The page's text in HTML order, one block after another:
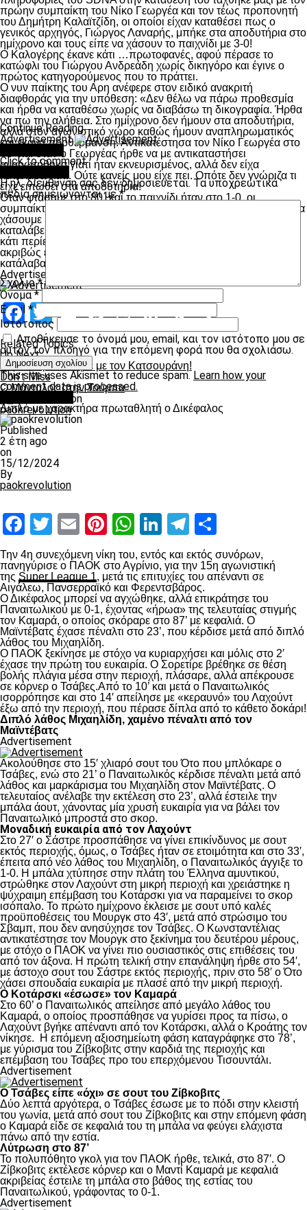
πρώην συμπαίκτη του Νίκο Γεωργέα και τον τέως προπονητή
του Δημήτρη Καλαϊτζίδη, οι οποίοι είχαν καταθέσει πως ο
γενικός αρχηγός, Γιώργος Λαναρής, μπήκε στα αποδυτήρια στο
ημίχρονο και τους είπε να χάσουν το παιχνίδι με 3-0!
Ο Καλογέρης έκανε κάτι …πρωτοφανές, αφού πέρασε το
κατώφλι του Γιώργου Ανδρεάδη χωρίς δικηγόρο και έγινε ο
πρώτος κατηγορούμενος που το πράττει.
Ο νυν παίκτης του Αρη ανέφερε στον ειδικό ανακριτή
διαφθοράς για την υπόθεση: «Δεν θέλω να πάρω προθεσμία
και ήρθα να καταθέσω χωρίς να διαβάσω τη δικογραφία. Ήρθα
να πω την αλήθεια. Στο ημίχρονο δεν ήμουν στα αποδυτήρια,
αλλά στον αγωνιστικό χώρο καθώς ήμουν αναπληρωματικός
και έκανα προθέρμανση. Αντικατέστησα τον Νίκο Γεωργέα στο
49΄ και όταν ο Γεωργέας ήρθε να με αντικαταστήσει
αναρωτήθηκα γιατί ήταν εκνευρισμένος, αλλά δεν είχα
καταλάβει κάτι. Ούτε κανείς μου είχε πει. Οπότε δεν γνώριζα τι
είχε ειπωθεί στα αποδυτήρια!
Όταν φτάσαμε στο 80΄ και το παιχνίδι ήταν στο 1-0, οι
συμπαίκτες μου γύρισαν και μου είπαν: “Τι κάνεις ρε; Πρέπει να
χάσουμε 3-0”! Εγώ συνέχισα να παίζω κανονικά γιατί δεν είχα
καταλάβει τι είχε συμβεί, αλλά άρχισα να συνειδητοποιώ πως
κάτι περίεργο γινόταν. Μετά από μέρες πληροφορήθηκα τι
ακριβώς είχε πει ο γενικός αρχηγός στα αποδυτήρια και τότε
κατάλαβα».
Advertisement
Facebook
Twitter
EmailPinterest
WhatsApp
LinkedIn
Telegram
Related Topics:
Up Next
Γι’ αυτό τρελλάθηκε με τον Κατσουράνη!
Don't Miss
Ο Μάνταλος στην Τούμπα
paokrevolution
Continue Reading
Advertisement
Click to comment
Η ηλ. διεύθυνση σας δεν δημοσιεύεται. Τα υποχρεωτικά
πεδία σημειώνονται με*
Σχόλιο*
Όνομα*
Email *
Ιστότοπος
Αποθήκευσε το όνομά μου, email, και τον ιστότοπο μου σε
αυτόν τον πλοηγό για την επόμενη φορά που θα σχολιάσω.
This site uses Akismet to reduce spam.Learn how your
comment data is processed.
Διπλό με χαρακτήρα πρωταθλητή ο Δικέφαλος
Published
2 έτη ago
on
15/12/2024
By
paokrevolution
Facebook
Twitter
EmailPinterest
WhatsApp
LinkedIn
Telegram
Την 4η συνεχόμενη νίκη του, εντός και εκτός συνόρων,
πανηγύρισε ο ΠΑΟΚ στο Αγρίνιο, για την 15η αγωνιστική
της Super League 1, μετά τις επιτυχίες του απέναντι σε
Αιγάλεω, Πανσερραϊκό και Φερεντσβάρος.
Ο Δικέφαλος μπορεί να αγχώθηκε, αλλά επικράτησε του
Παναιτωλικού με 0-1, έχοντας «ήρωα» της τελευταίας στιγμής
τον Καμαρά, ο οποίος σκόραρε στο 87’ με κεφαλιά. Ο
Μαϊντέβατς έχασε πέναλτι στο 23’, που κέρδισε μετά από διπλό
λάθος του Μιχαηλίδη.
Ο ΠΑΟΚ ξεκίνησε με στόχο να κυριαρχήσει και μόλις στο 2′
έχασε την πρώτη του ευκαιρία. Ο Σορετίρε βρέθηκε σε θέση
βολής πλάγια μέσα στην περιοχή, πλάσαρε, αλλά απέκρουσε
σε κόρνερ ο Τσάβες.Από το 10’ και μετά ο Παναιτωλικός
ισορρόπησε και στο 14′ απείλησε με «κεραυνό» του Λαχούντ
έξω από την περιοχή, που πέρασε δίπλα από το κάθετο δοκάρι!
Διπλό λάθος Μιχαηλίδη, χαμένο πέναλτι από τον
Μαϊντέβατς
Advertisement
Ακολούθησε στο 15′ χλιαρό σουτ του Ότο που μπλόκαρε ο
Τσάβες, ενώ στο 21’ ο Παναιτωλικός κέρδισε πέναλτι μετά από
λάθος και μαρκάρισμα του Μιχαηλίδη στον Μαϊντέβατς. Ο
τελευταίος ανέλαβε την εκτέλεση στο 23’, αλλά έστειλε την
μπάλα άουτ, χάνοντας μία χρυσή ευκαιρία για να βάλει τον
Παναιτωλικό μπροστά στο σκορ.
Μοναδική ευκαιρία από τον Λαχούντ
Στο 27′ ο Σάστρε προσπάθησε να γίνει επικίνδυνος με σουτ
εκτός περιοχής, όμως, ο Τσάβες ήταν σε ετοιμότητα και στο 33′,
έπειτα από νέο λάθος του Μιχαηλίδη, ο Παναιτωλικός άγγιξε το
1-0. Η μπάλα χτύπησε στην πλάτη του Έλληνα αμυντικού,
στρώθηκε στον Λαχούντ στη μικρή περιοχή και χρειάστηκε η
ψύχραιμη επέμβαση του Κοτάρσκι για να παραμείνει το σκορ
ισόπαλο. Το πρώτο ημίχρονο έκλεισε με σουτ υπό καλές
προϋποθέσεις του Μουργκ στο 43′, μετά από στρώσιμο του
Σβαμπ, που δεν ανησύχησε τον Τσάβες. Ο Κωνσταντέλιας
αντικατέστησε τον Μουργκ στο ξεκίνημα του δευτέρου μέρους,
με στόχο ο ΠΑΟΚ να γίνει πιο ουσιαστικός στις επιθέσεις του
από τον άξονα. Η πρώτη τελική στην επανάληψη ήρθε στο 54′,
με άστοχο σουτ του Σάστρε εκτός περιοχής, πριν στο 58′ ο Ότο
χάσει σπουδαία ευκαιρία με πλασέ από την μικρή περιοχή.
Ο Κοτάρσκι «έσωσε» τον Καμαρά
Στο 60’ ο Παναιτωλικός απείλησε από μεγάλο λάθος του
Καμαρά, ο οποίος προσπάθησε να γυρίσει προς τα πίσω, ο
Λαχούντ βγήκε απέναντι από τον Κοτάρσκι, αλλά ο Κροάτης τον
νίκησε. Η επόμενη αξιοσημείωτη φάση καταγράφηκε στο 78’,
με γύρισμα του Ζίβκοβιτς στην καρδιά της περιοχής και
επέμβαση του Τσάβες προ του επερχόμενου Τισουντάλι.
Advertisement
Ο Τσάβες είπε «όχι» σε σουτ του Ζίβκοβιτς
Δύο λεπτά αργότερα, ο Τσάβες έσωσε με το πόδι στην κλειστή
του γωνία, μετά από σουτ του Ζίβκοβιτς και στην επόμενη φάση
ο Καμαρά είδε σε κεφαλιά του τη μπάλα να φεύγει ελάχιστα
πάνω από την εστία.
Λύτρωση στο 87’
Το πολυπόθητο γκολ για τον ΠΑΟΚ ήρθε, τελικά, στο 87′. Ο
Ζίβκοβιτς εκτέλεσε κόρνερ και ο Μαντί Καμαρά με κεφαλιά
ακριβείας έστειλε τη μπάλα στο βάθος της εστίας του
Παναιτωλικού, γράφοντας το 0-1.
Advertisement